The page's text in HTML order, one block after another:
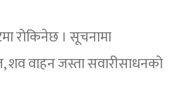
रोकिनेछ । सूचनामा
शव वाहन जस्ता सवारीसाधनको